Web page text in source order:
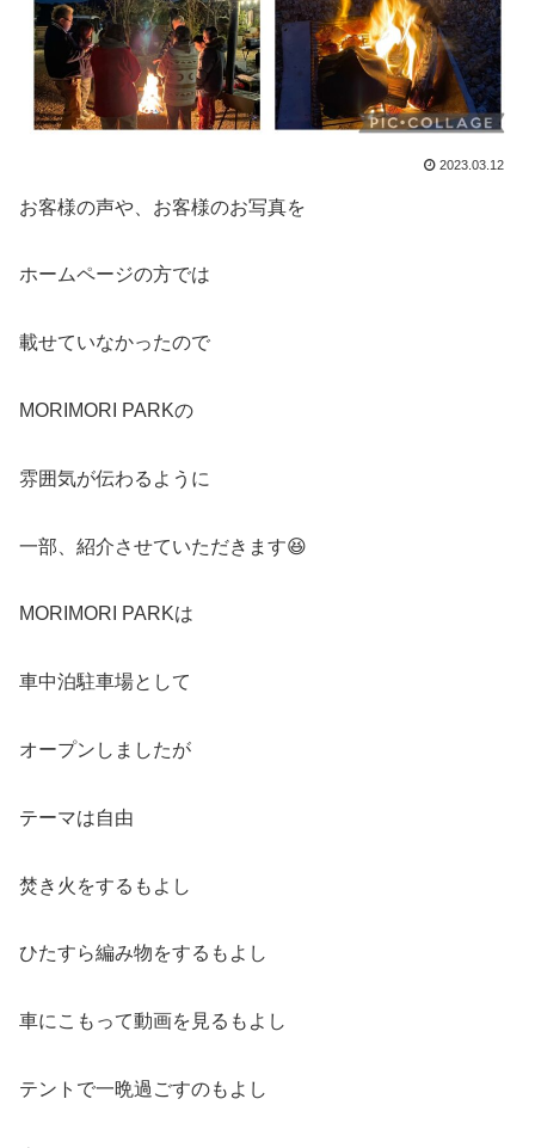
2023.03.12
お客様の声や、お客様のお写真を
ホームページの方では
載せていなかったので
MORIMORI PARKの
雰囲気が伝わるように
一部、紹介させていただきます😆
MORIMORI PARKは
車中泊駐車場として
オープンしましたが
テーマは自由
焚き火をするもよし
ひたすら編み物をするもよし
車にこもって動画を見るもよし
テントで一晩過ごすのもよし